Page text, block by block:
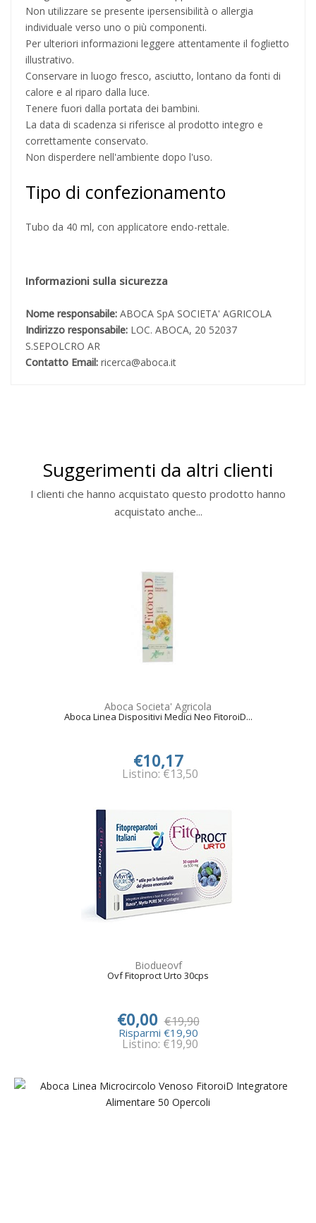
Non utilizzare se presente ipersensibilità o allergia
individuale verso uno o più componenti.
Per ulteriori informazioni leggere attentamente il foglietto
illustrativo.
Conservare in luogo fresco, asciutto, lontano da fonti di
calore e al riparo dalla luce.
Tenere fuori dalla portata dei bambini.
La data di scadenza si riferisce al prodotto integro e
correttamente conservato.
Non disperdere nell'ambiente dopo l'uso.
Tipo di confezionamento
Tubo da 40 ml, con applicatore endo-rettale.
Informazioni sulla sicurezza
Nome responsabile: ABOCA SpA SOCIETA' AGRICOLA
Indirizzo responsabile: LOC. ABOCA, 20 52037
S.SEPOLCRO AR
Contatto Email: ricerca@aboca.it
Suggerimenti da altri clienti
I clienti che hanno acquistato questo prodotto hanno
acquistato anche...
Aboca Societa' Agricola
Aboca Linea Dispositivi Medici Neo FitoroiD...
€10,17
Listino: €13,50
Biodueovf
Ovf Fitoproct Urto 30cps
€0,00 €19,90
Risparmi €19,90
Listino: €19,90